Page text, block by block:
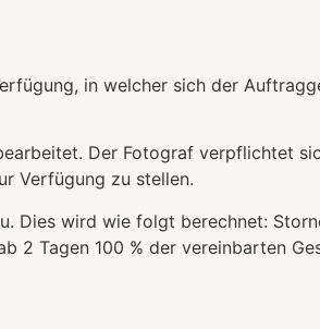
in welcher sich der
Der Fotograf verpflichtet
Verfügung zu stellen.
Dies wird wie folgt berechnet:
2 Tagen 100 % der vereinbarten